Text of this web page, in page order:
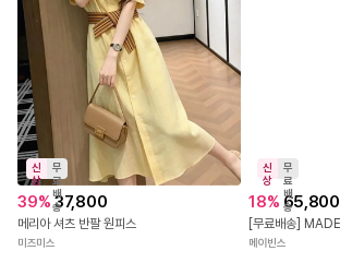
신
상
무
료
배
송
39% 37,800
메리아 셔츠 반팔 원피스
미즈미스
신
상
무
료
배
송
18% 65,800
메이빈스